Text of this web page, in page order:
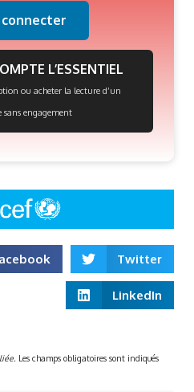
connecter
L’ESSENTIEL
ou acheter la lecture d’un
sans engagement
Twitter
LinkedIn
Les champs obligatoires sont indiqués